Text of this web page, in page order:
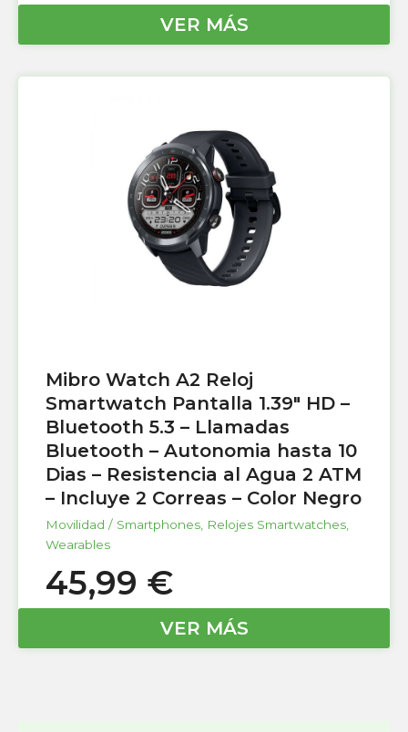
VER MÁS
Mibro Watch A2 Reloj
Smartwatch Pantalla 1.39″ HD –
Bluetooth 5.3 – Llamadas
Bluetooth – Autonomia hasta 10
Dias – Resistencia al Agua 2 ATM
– Incluye 2 Correas – Color Negro
Movilidad / Smartphones Relojes Smartwatches
Wearables
45,99 €
VER MÁS